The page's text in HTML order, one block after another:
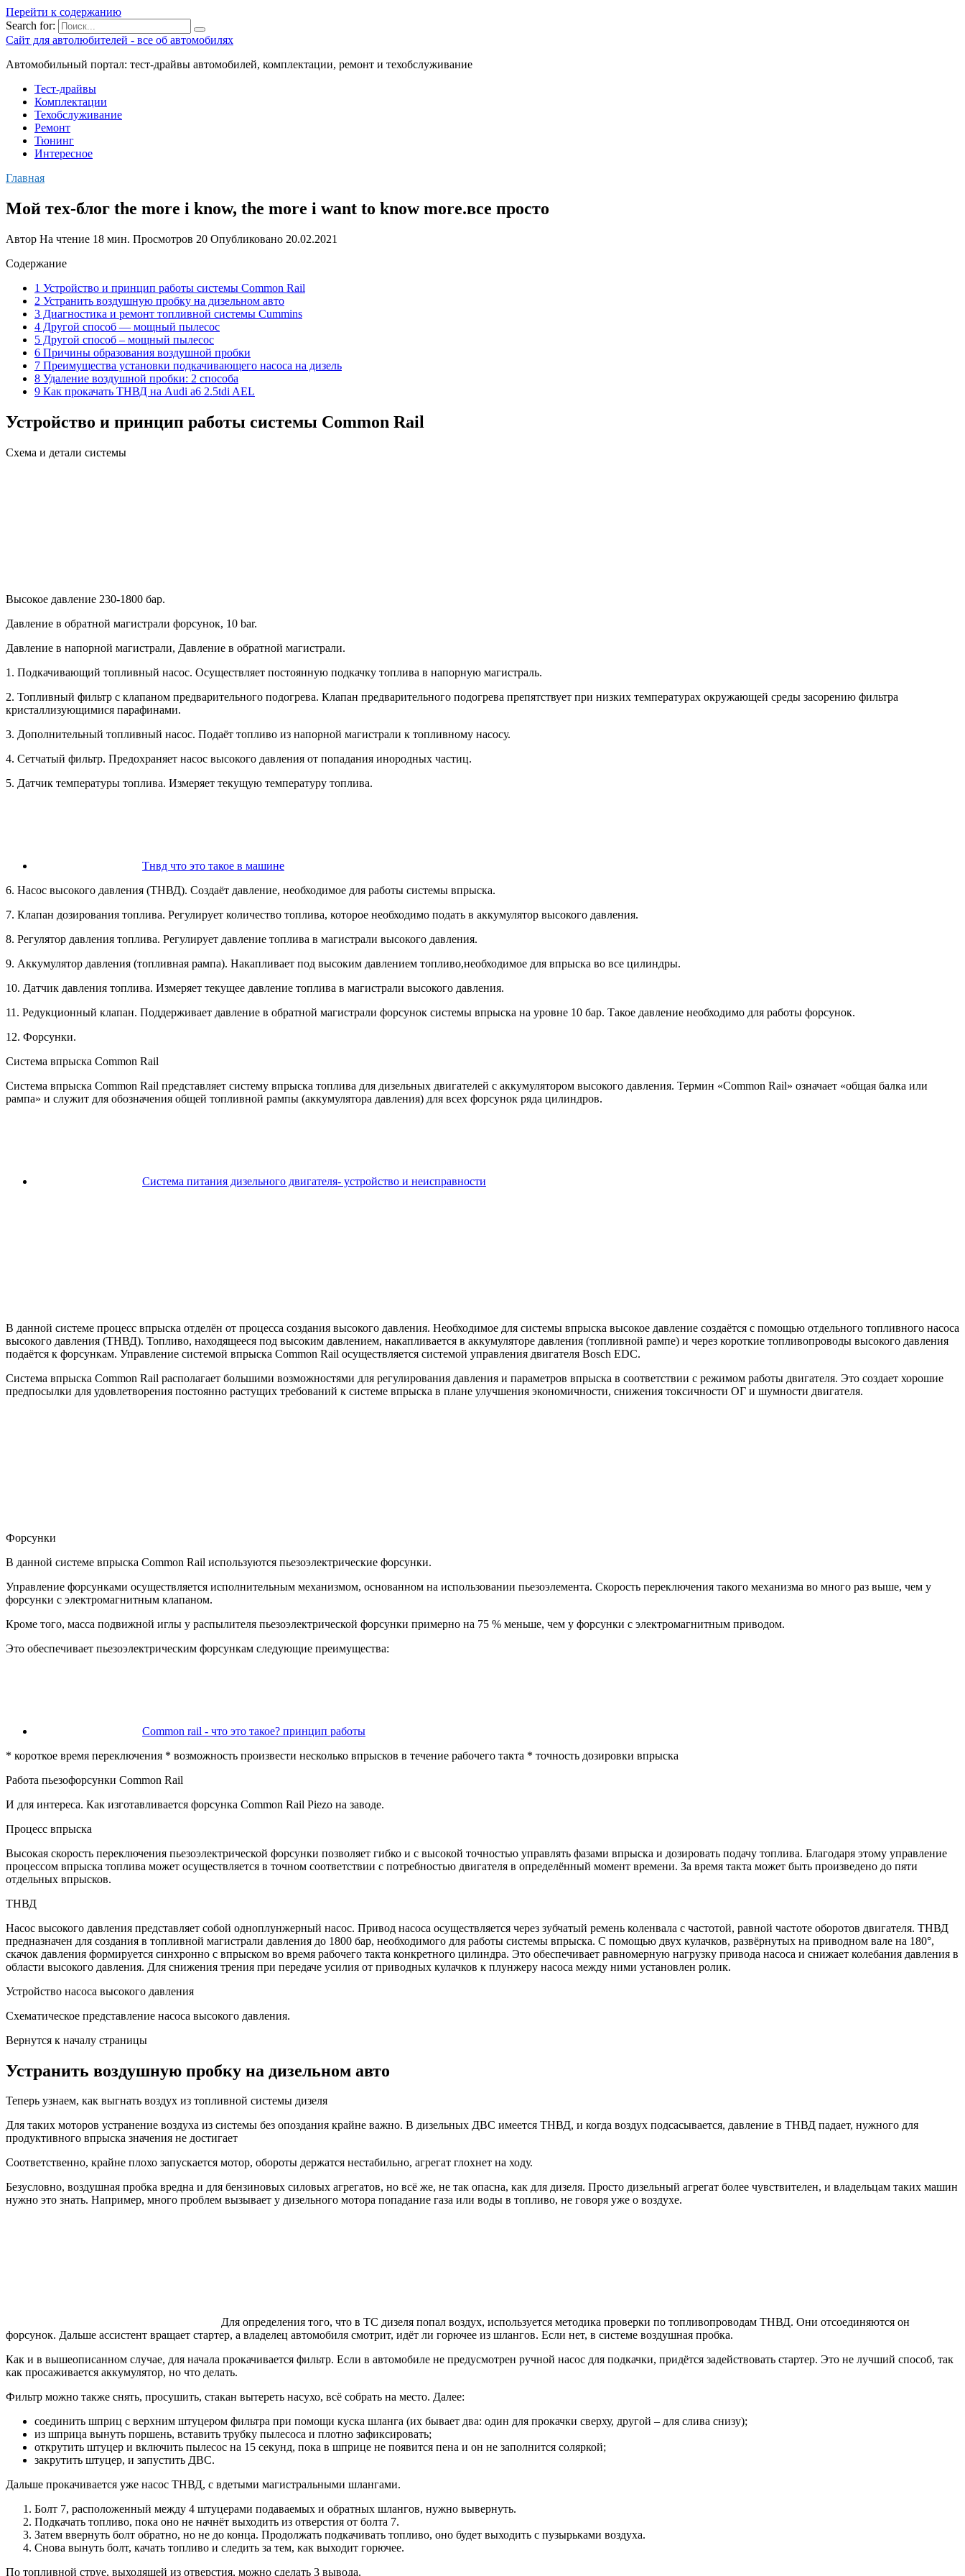
Перейти к содержанию
Search for:
Сайт для автолюбителей - все об автомобилях
Автомобильный портал: тест-драйвы автомобилей, комплектации, ремонт и техобслуживание
Тест-драйвы
Комплектации
Техобслуживание
Ремонт
Тюнинг
Интересное
Главная
Мой тех-блог the more i know, the more i want to know more.все просто
Автор На чтение 18 мин. Просмотров 20 Опубликовано 20.02.2021
Содержание
1 Устройство и принцип работы системы Common Rail
2 Устранить воздушную пробку на дизельном авто
3 Диагностика и ремонт топливной системы Cummins
4 Другой способ — мощный пылесос
5 Другой способ – мощный пылесос
6 Причины образования воздушной пробки
7 Преимущества установки подкачивающего насоса на дизель
8 Удаление воздушной пробки: 2 способа
9 Как прокачать ТНВД на Audi a6 2.5tdi AEL
Устройство и принцип работы системы Common Rail
Схема и детали системы
Высокое давление 230-1800 бар.
Давление в обратной магистрали форсунок, 10 bar.
Давление в напорной магистрали, Давление в обратной магистрали.
1. Подкачивающий топливный насос. Осуществляет постоянную подкачку топлива в напорную магистраль.
2. Топливный фильтр с клапаном предварительного подогрева. Клапан предварительного подогрева препятствует при низких температурах окружающей среды засорению фильтра
кристаллизующимися парафинами.
3. Дополнительный топливный насос. Подаёт топливо из напорной магистрали к топливному насосу.
4. Сетчатый фильтр. Предохраняет насос высокого давления от попадания инородных частиц.
5. Датчик температуры топлива. Измеряет текущую температуру топлива.
Тнвд что это такое в машине
6. Насос высокого давления (ТНВД). Создаёт давление, необходимое для работы системы впрыска.
7. Клапан дозирования топлива. Регулирует количество топлива, которое необходимо подать в аккумулятор высокого давления.
8. Регулятор давления топлива. Регулирует давление топлива в магистрали высокого давления.
9. Аккумулятор давления (топливная рампа). Накапливает под высоким давлением топливо,необходимое для впрыска во все цилиндры.
10. Датчик давления топлива. Измеряет текущее давление топлива в магистрали высокого давления.
11. Редукционный клапан. Поддерживает давление в обратной магистрали форсунок системы впрыска на уровне 10 бар. Такое давление необходимо для работы форсунок.
12. Форсунки.
Система впрыска Common Rail
Система впрыска Common Rail представляет систему впрыска топлива для дизельных двигателей с аккумулятором высокого давления. Термин «Common Rail» означает «общая балка или
рампа» и служит для обозначения общей топливной рампы (аккумулятора давления) для всех форсунок ряда цилиндров.
Система питания дизельного двигателя- устройство и неисправности
В данной системе процесс впрыска отделён от процесса создания высокого давления. Необходимое для системы впрыска высокое давление создаётся с помощью отдельного топливного насоса
высокого давления (ТНВД). Топливо, находящееся под высоким давлением, накапливается в аккумуляторе давления (топливной рампе) и через короткие топливопроводы высокого давления
подаётся к форсункам. Управление системой впрыска Common Rail осуществляется системой управления двигателя Bosch EDC.
Система впрыска Common Rail располагает большими возможностями для регулирования давления и параметров впрыска в соответствии с режимом работы двигателя. Это создает хорошие
предпосылки для удовлетворения постоянно растущих требований к системе впрыска в плане улучшения экономичности, снижения токсичности ОГ и шумности двигателя.
Форсунки
В данной системе впрыска Common Rail используются пьезоэлектрические форсунки.
Управление форсунками осуществляется исполнительным механизмом, основанном на использовании пьезоэлемента. Скорость переключения такого механизма во много раз выше, чем у
форсунки с электромагнитным клапаном.
Кроме того, масса подвижной иглы у распылителя пьезоэлектрической форсунки примерно на 75 % меньше, чем у форсунки с электромагнитным приводом.
Это обеспечивает пьезоэлектрическим форсункам следующие преимущества:
Common rail - что это такое? принцип работы
* короткое время переключения * возможность произвести несколько впрысков в течение рабочего такта * точность дозировки впрыска
Работа пьезофорсунки Common Rail
И для интереса. Как изготавливается форсунка Common Rail Piezo на заводе.
Процесс впрыска
Высокая скорость переключения пьезоэлектрической форсунки позволяет гибко и с высокой точностью управлять фазами впрыска и дозировать подачу топлива. Благодаря этому управление
процессом впрыска топлива может осуществляется в точном соответствии с потребностью двигателя в определённый момент времени. За время такта может быть произведено до пяти
отдельных впрысков.
ТНВД
Насос высокого давления представляет собой одноплунжерный насос. Привод насоса осуществляется через зубчатый ремень коленвала с частотой, равной частоте оборотов двигателя. ТНВД
предназначен для создания в топливной магистрали давления до 1800 бар, необходимого для работы системы впрыска. С помощью двух кулачков, развёрнутых на приводном вале на 180°,
скачок давления формируется синхронно с впрыском во время рабочего такта конкретного цилиндра. Это обеспечивает равномерную нагрузку привода насоса и снижает колебания давления в
области высокого давления. Для снижения трения при передаче усилия от приводных кулачков к плунжеру насоса между ними установлен ролик.
Устройство насоса высокого давления
Схематическое представление насоса высокого давления.
Вернутся к началу страницы
Устранить воздушную пробку на дизельном авто
Теперь узнаем, как выгнать воздух из топливной системы дизеля
Для таких моторов устранение воздуха из системы без опоздания крайне важно. В дизельных ДВС имеется ТНВД, и когда воздух подсасывается, давление в ТНВД падает, нужного для
продуктивного впрыска значения не достигает
Соответственно, крайне плохо запускается мотор, обороты держатся нестабильно, агрегат глохнет на ходу.
Безусловно, воздушная пробка вредна и для бензиновых силовых агрегатов, но всё же, не так опасна, как для дизеля. Просто дизельный агрегат более чувствителен, и владельцам таких машин
нужно это знать. Например, много проблем вызывает у дизельного мотора попадание газа или воды в топливо, не говоря уже о воздухе.
Для определения того, что в ТС дизеля попал воздух, используется методика проверки по топливопроводам ТНВД. Они отсоединяются он
форсунок. Дальше ассистент вращает стартер, а владелец автомобиля смотрит, идёт ли горючее из шлангов. Если нет, в системе воздушная пробка.
Как и в вышеописанном случае, для начала прокачивается фильтр. Если в автомобиле не предусмотрен ручной насос для подкачки, придётся задействовать стартер. Это не лучший способ, так
как просаживается аккумулятор, но что делать.
Фильтр можно также снять, просушить, стакан вытереть насухо, всё собрать на место. Далее:
соединить шприц с верхним штуцером фильтра при помощи куска шланга (их бывает два: один для прокачки сверху, другой – для слива снизу);
из шприца вынуть поршень, вставить трубку пылесоса и плотно зафиксировать;
открутить штуцер и включить пылесос на 15 секунд, пока в шприце не появится пена и он не заполнится соляркой;
закрутить штуцер, и запустить ДВС.
Дальше прокачивается уже насос ТНВД, с вдетыми магистральными шлангами.
Болт 7, расположенный между 4 штуцерами подаваемых и обратных шлангов, нужно вывернуть.
Подкачать топливо, пока оно не начнёт выходить из отверстия от болта 7.
Затем ввернуть болт обратно, но не до конца. Продолжать подкачивать топливо, оно будет выходить с пузырьками воздуха.
Снова вынуть болт, качать топливо и следить за тем, как выходит горючее.
По топливной струе, выходящей из отверстия, можно сделать 3 вывода.